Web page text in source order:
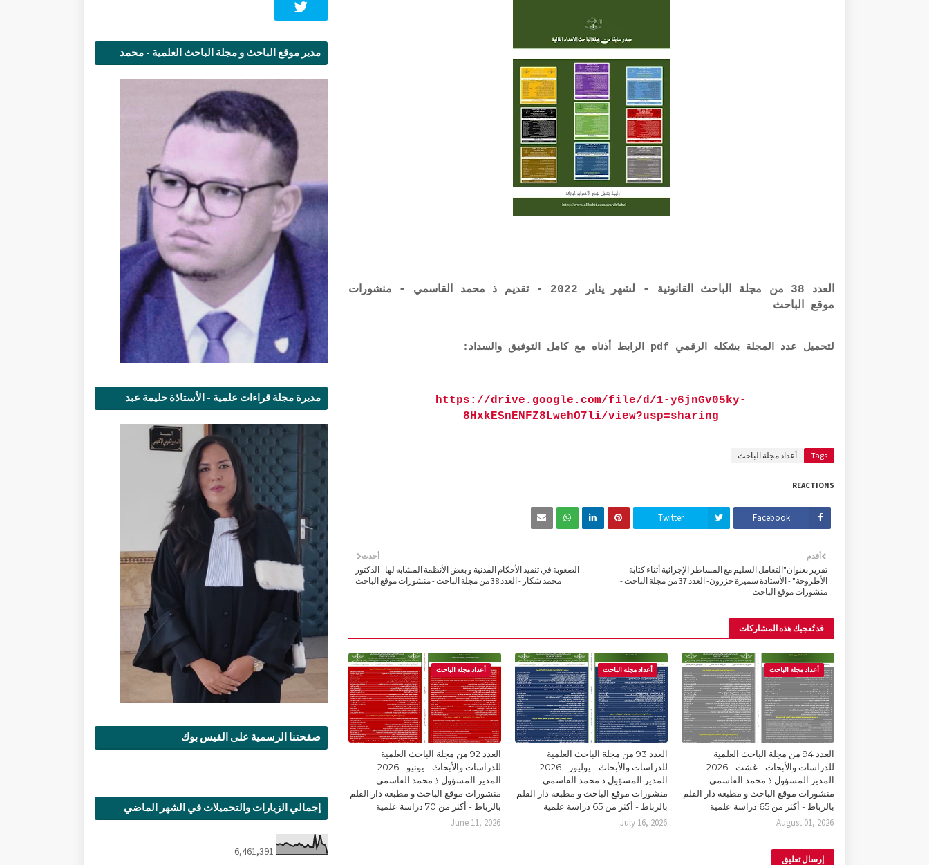
العدد 38 من مجلة الباحث القانونية - لشهر يناير 2022 - تقديم ذ محمد القاسمي - منشورات
موقع الباحث
لتحميل عدد المجلة بشكله الرقمي pdf الرابط أذناه مع كامل التوفيق والسداد:
https://drive.google.com/file/d/1-y6jnGv05ky-
8HxkESnENFZ8LwehO7li/view?usp=sharing
Tags أعداد مجلة الباحث
REACTIONS
Facebook
Twitter
أحدث
الصعوبة في تنفيذ الأحكام المدنية و بعض الأنظمة المشابه لها - الدكتور
محمد شكار - العدد 38 من مجلة الباحث - منشورات موقع الباحث
أقدم
تقرير بعنوان"التعامل السليم مع المساطر الإجرائية أثناء كتابة
الأطروحة" - الأستاذة سميرة خزرون- العدد 37 من مجلة الباحث -
منشورات موقع الباحث
قد تُعجبك هذه المشاركات
أعداد مجلة الباحث
العدد 94 من مجلة الباحث العلمية
للدراسات والأبحاث - غشت - 2026 -
المدير المسؤول ذ محمد القاسمي -
منشورات موقع الباحث و مطبعة دار القلم
بالرباط - أكثر من 65 دراسة علمية
August 01, 2026
أعداد مجلة الباحث
العدد 93 من مجلة الباحث العلمية
للدراسات والأبحاث - يوليوز - 2026 -
المدير المسؤول ذ محمد القاسمي -
منشورات موقع الباحث و مطبعة دار القلم
بالرباط - أكثر من 65 دراسة علمية
July 16, 2026
أعداد مجلة الباحث
العدد 92 من مجلة الباحث العلمية
للدراسات والأبحاث - يونيو - 2026 -
المدير المسؤول ذ محمد القاسمي -
منشورات موقع الباحث و مطبعة دار القلم
بالرباط - أكثر من 70 دراسة علمية
June 11, 2026
إرسال تعليق
مدير موقع الباحث و مجلة الباحث العلمية - محمد
مديرة مجلة قراءات علمية - الأستاذة حليمة عبد
صفحتنا الرسمية على الفيس بوك
إجمالي الزيارات والتحميلات في الشهر الماضي
6,461,391